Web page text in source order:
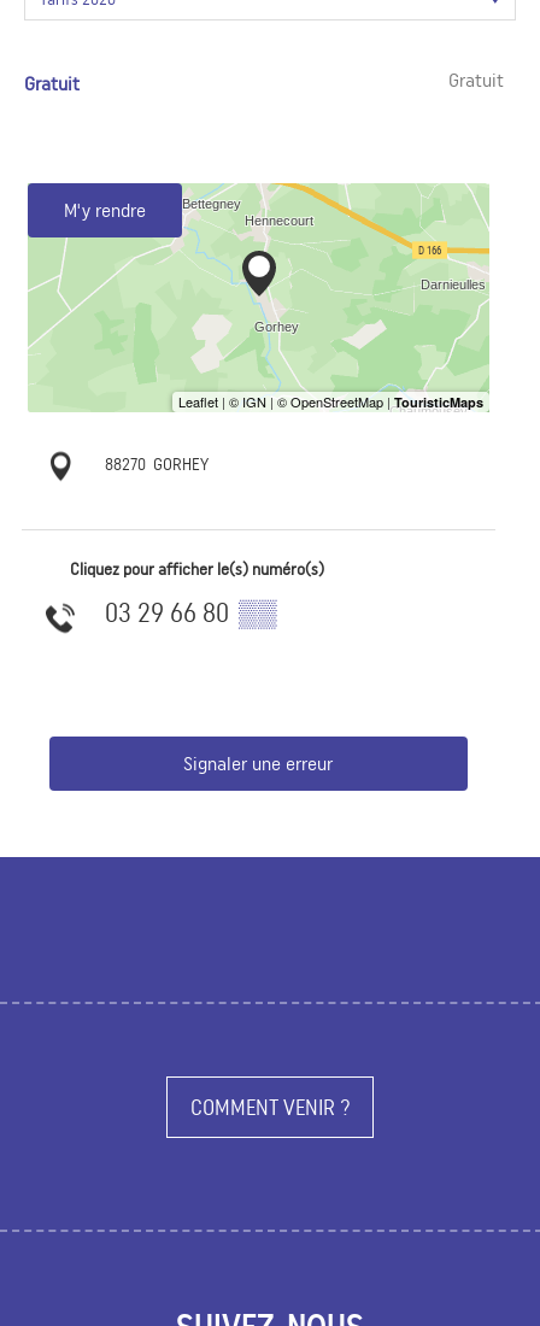
Gratuit Gratuit
M'y rendre
88270 GORHEY
Cliquez pour afficher le(s) numéro(s)
03 29 66 80 ▒▒
Signaler une erreur
COMMENT VENIR ?